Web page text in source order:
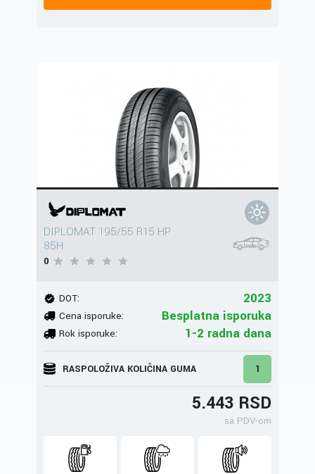
DIPLOMAT 195/55 R15 HP
85H
0
DOT: 2023
Cena isporuke: Besplatna isporuka
Rok isporuke: 1-2 radna dana
RASPOLOŽIVA KOLIČINA GUMA 1
5.443 RSD
sa PDV-om